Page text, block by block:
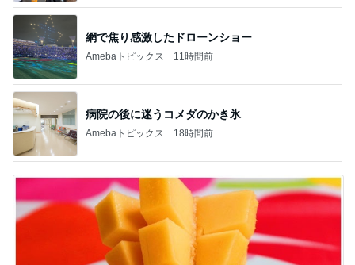
網で焦り感激したドローンショー
Amebaトピックス 11時間前
病院の後に迷うコメダのかき氷
Amebaトピックス 18時間前